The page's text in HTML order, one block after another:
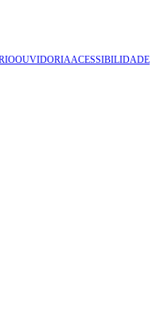
OUVIDORIAACESSIBILIDADE